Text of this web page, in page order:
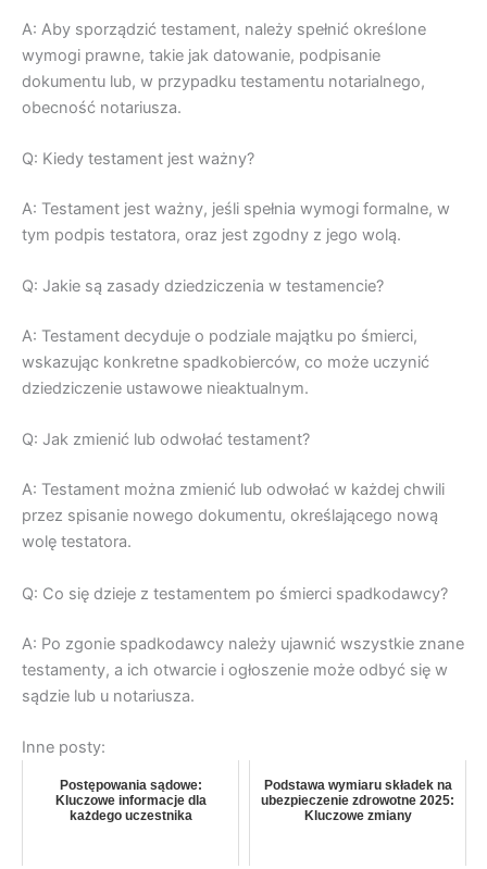
A: Aby sporządzić testament, należy spełnić określone
wymogi prawne, takie jak datowanie, podpisanie
dokumentu lub, w przypadku testamentu notarialnego,
obecność notariusza.
Q: Kiedy testament jest ważny?
A: Testament jest ważny, jeśli spełnia wymogi formalne, w
tym podpis testatora, oraz jest zgodny z jego wolą.
Q: Jakie są zasady dziedziczenia w testamencie?
A: Testament decyduje o podziale majątku po śmierci,
wskazując konkretne spadkobierców, co może uczynić
dziedziczenie ustawowe nieaktualnym.
Q: Jak zmienić lub odwołać testament?
A: Testament można zmienić lub odwołać w każdej chwili
przez spisanie nowego dokumentu, określającego nową
wolę testatora.
Q: Co się dzieje z testamentem po śmierci spadkodawcy?
A: Po zgonie spadkodawcy należy ujawnić wszystkie znane
testamenty, a ich otwarcie i ogłoszenie może odbyć się w
sądzie lub u notariusza.
Inne posty:
Postępowania sądowe:
Kluczowe informacje dla
każdego uczestnika
Podstawa wymiaru składek na
ubezpieczenie zdrowotne 2025:
Kluczowe zmiany